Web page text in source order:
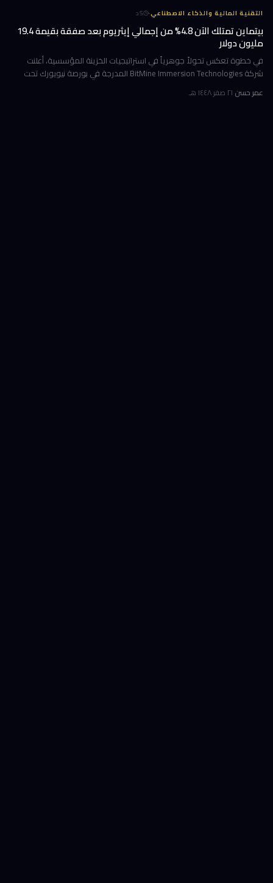
التقنية المالية والذكاء الاصطناعي·
5د
بيتماين تمتلك الآن 4.8% من إجمالي إيثريوم بعد صفقة بقيمة 19.4
مليون دولار
في خطوة تعكس تحولاً جوهرياً في استراتيجيات الخزينة المؤسسية، أعلنت
شركة BitMine Immersion Technologies المدرجة في بورصة نيويورك تحت
عمر حسن·٢١ صفر ١٤٤٨ هـ